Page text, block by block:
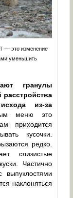
— это изменение
уменьшить
гранулы
расстройства
из-за
меню это
приходится
кусочки.
редко.
слизистые
Частично
наклоняться